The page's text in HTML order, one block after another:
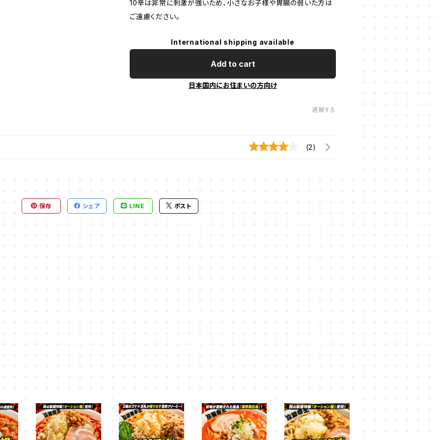
10辛は非常に刺激が強いため、小さなお子様や胃腸の弱いた方は
ご遠慮ください。
International shipping available
Add to cart
日本国内にお住まいの方向け
通報する
(2)
保存 シェア LINE ポスト